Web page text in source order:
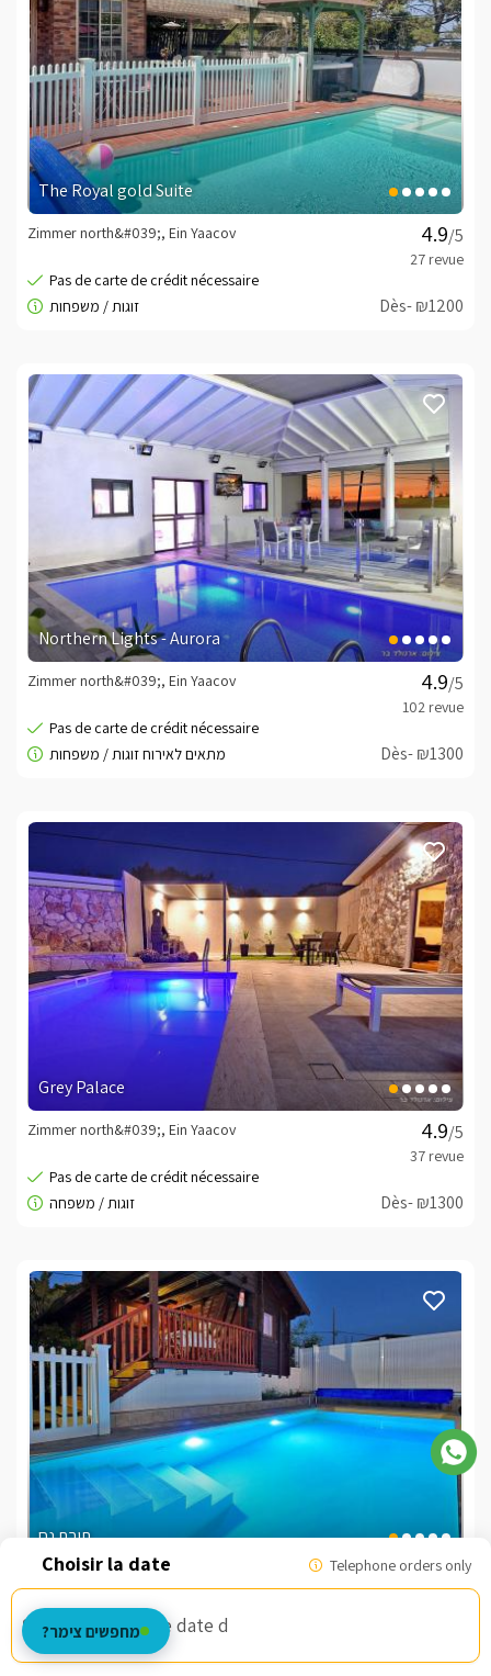
Telephone orders only
Choisissez une date d
The Royal gold Suite
/5
Zimmer north&#039;, Ein Yaacov
Dès- ₪1200
Northern Lights - Aurora
/5
Zimmer north&#039;, Ein Yaacov
Dès- ₪1300
Grey Palace
/5
Zimmer north&#039;, Ein Yaacov
Dès- ₪1300
תיבת נח
מחפשים צימר?